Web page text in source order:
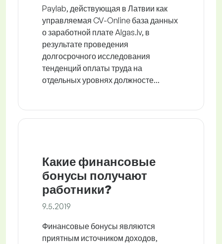
Paylab, действующая в Латвии как
управляемая CV-Online база данных
о заработной плате Algas.lv, в
результате проведения
долгосрочного исследования
тенденций оплаты труда на
отдельных уровнях должносте...
Какие финансовые
бонусы получают
работники?
9.5.2019
Финансовые бонусы являются
приятным источником доходов,